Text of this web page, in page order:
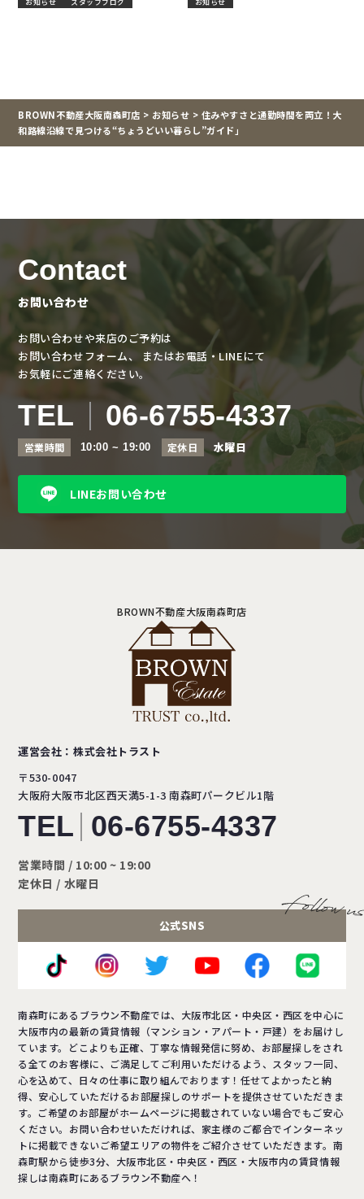
底解説！
BROWN不動産大阪南森町店 > お知らせ > 住みやすさと通勤時間を両立！大
和路線沿線で見つける“ちょうどいい暮らし”ガイド」
Contact
お問い合わせ
お問い合わせや来店のご予約は
お問い合わせフォーム、
またはお電話・LINEにて
お気軽にご連絡ください。
TEL 06-6755-4337
営業時間 10:00 ~ 19:00 定休日 水曜日
LINEお問い合わせ
BROWN不動産大阪南森町店
運営会社：株式会社トラスト
〒530-0047
大阪府大阪市北区西天満5-1-3南森町パークビル1階
TEL 06-6755-4337
営業時間 / 10:00 ~ 19:00
定休日 / 水曜日
公式SNS
南森町にあるブラウン不動産では、大阪市北区・中央区・西区を中心に
大阪市内の最新の賃貸情報（マンション・アパート・戸建）をお届けし
ています。どこよりも正確、丁寧な情報発信に努め、お部屋探しをされ
る全てのお客様に、ご満足してご利用いただけるよう、スタッフ一同、
心を込めて、日々の仕事に取り組んでおります！任せてよかったと納
得、安心していただけるお部屋探しのサポートを提供させていただきま
す。ご希望のお部屋がホームページに掲載されていない場合でもご安心
ください。お問い合わせいただければ、家主様のご都合でインターネッ
トに掲載できないご希望エリアの物件をご紹介させていただきます。南
森町駅から徒歩3分、大阪市北区・中央区・西区・大阪市内の賃貸情報
探しは南森町にあるブラウン不動産へ！